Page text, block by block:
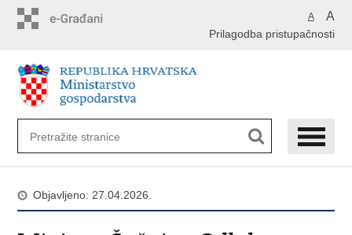
A A
Prilagodba pristupačnosti
Objavljeno: 27.04.2026.